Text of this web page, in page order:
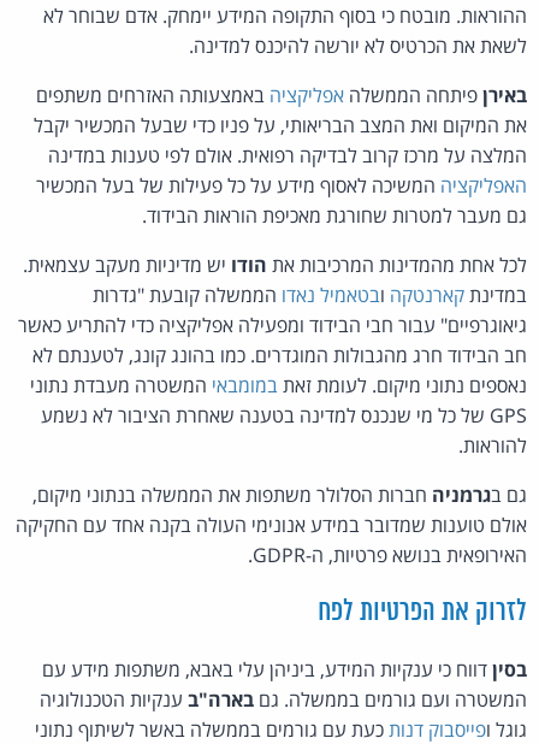
ההוראות. מובטח כי בסוף התקופה המידע יימחק. אדם שבוחר לא
לשאת את הכרטיס לא יורשה להיכנס למדינה.
באירןפיתחה הממשלה אפליקציה באמצעותה האזרחים משתפים
את המיקום ואת המצב הבריאותי, על פניו כדי שבעל המכשיר יקבל
המלצה על מרכז קרוב לבדיקה רפואית. אולם לפי טענות במדינה
האפליקציה המשיכה לאסוף מידע על כל פעילות של בעל המכשיר
גם מעבר למטרות שחורגת מאכיפת הוראות הבידוד.
לכל אחת מהמדינות המרכיבות את הודו יש מדיניות מעקב עצמאית.
במדינתקארנטקה ובטאמיל נאדו הממשלה קובעת "גדרות
גיאוגרפיים" עבור חבי הבידוד ומפעילה אפליקציה כדי להתריע כאשר
חב הבידוד חרג מהגבולות המוגדרים. כמו בהונג קונג, לטענתם לא
נאספים נתוני מיקום. לעומת זאתבמומבאי המשטרה מעבדת נתוני
GPS של כל מי שנכנס למדינה בטענה שאחרת הציבור לא נשמע
להוראות.
גם בגרמניה חברות הסלולר משתפות את הממשלה בנתוני מיקום,
אולם טוענות שמדובר במידע אנונימי העולה בקנה אחד עם החקיקה
האירופאית בנושא פרטיות, ה-GDPR.
לזרוק את הפרטיות לפח
בסיןדווח כי ענקיות המידע, ביניהן עלי באבא, משתפות מידע עם
המשטרה ועם גורמים בממשלה. גם בארה"ב ענקיות הטכנולוגיה
גוגל ופייסבוק דנותכעת עם גורמים בממשלה באשר לשיתוף נתוני